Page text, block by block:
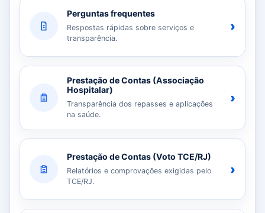
Perguntas frequentes
Respostas rápidas sobre serviços e
transparência.
›
Prestação de Contas (Associação
Hospitalar)
Transparência dos repasses e aplicações
na saúde.
›
Prestação de Contas (Voto TCE/RJ)
Relatórios e comprovações exigidas pelo
TCE/RJ.
›